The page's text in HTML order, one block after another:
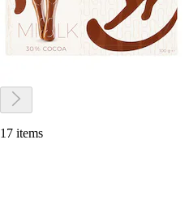
17 items